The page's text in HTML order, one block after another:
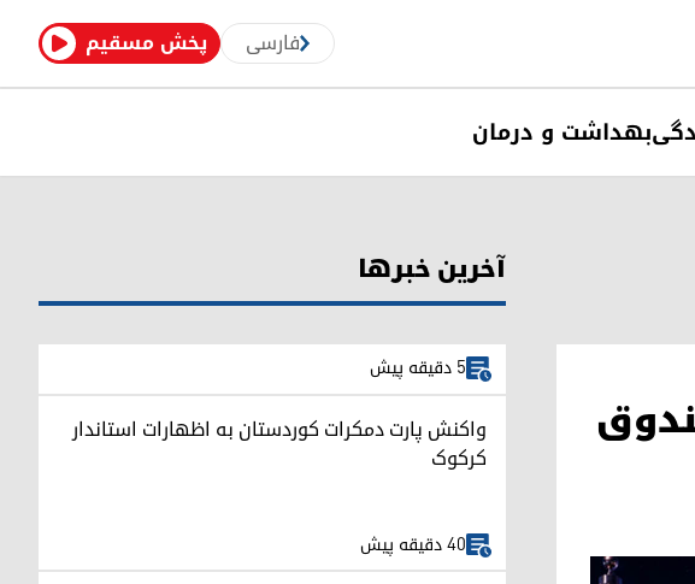
پخش مسقیم فارسی
بهداشت و درمان
آخرین خبرها
5 دقیقه پیش
واکنش پارت دمکرات کوردستان به اظهارات استاندار
کرکوک
40 دقیقه پیش